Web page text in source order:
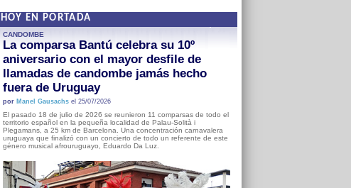
HOY EN PORTADA
CANDOMBE
La comparsa Bantú celebra su 10º
aniversario con el mayor desfile de
llamadas de candombe jamás hecho
fuera de Uruguay
por Manel Gausachsel 25/07/2026
El pasado 18 de julio de 2026 se reunieron 11 comparsas de todo el
territorio español en la pequeña localidad de Palau-Solità i
Plegamans, a 25 km de Barcelona. Una concentración carnavalera
uruguaya que finalizó con un concierto de todo un referente de este
género musical afrouruguayo, Eduardo Da Luz.